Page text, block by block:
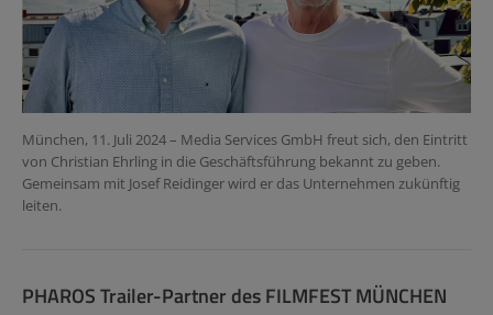
München, 11. Juli 2024 – Media Services GmbH freut sich, den Eintritt
von Christian Ehrling in die Geschäftsführung bekannt zu geben.
Gemeinsam mit Josef Reidinger wird er das Unternehmen zukünftig
leiten.
PHAROS Trailer-Partner des FILMFEST MÜNCHEN